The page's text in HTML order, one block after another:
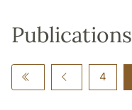
Publications
4